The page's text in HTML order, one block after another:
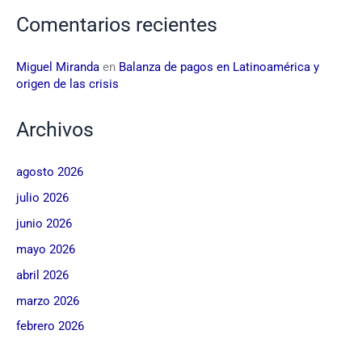
Comentarios recientes
Miguel Miranda en Balanza de pagos en Latinoamérica y
origen de las crisis
Archivos
agosto 2026
julio 2026
junio 2026
mayo 2026
abril 2026
marzo 2026
febrero 2026